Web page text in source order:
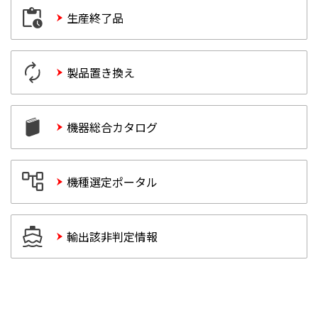
高速カウンタ
位置決め
プログラミング
オプション・トレーニング
シーケンサ本体
入出力増設
アナログ
高速カウンタ
位置決め
データリンク・通信
プログラミング
オプション・トレーニング
生産終了品
製品置き換え
機器総合カタログ
機種選定ポータル
輸出該非判定情報